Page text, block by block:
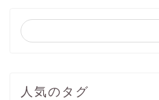
人気のタグ